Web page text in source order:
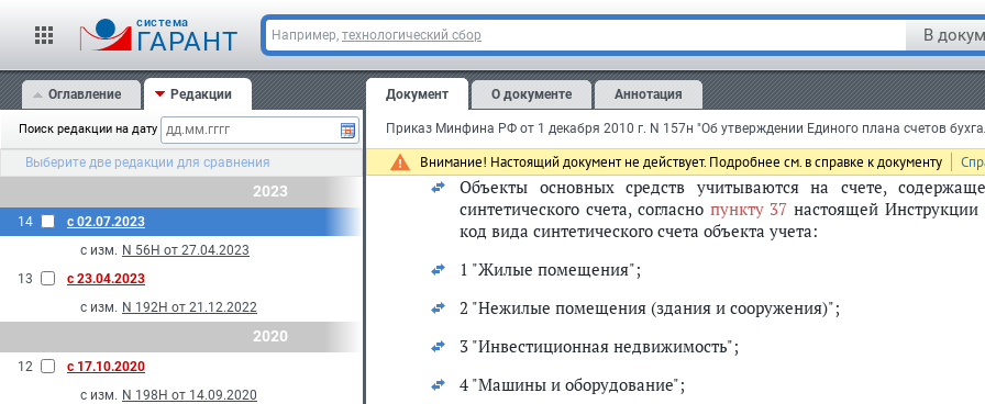
cистема
ГАРАНТ Например, технологический сбор В
Оглавление Редакции
Поиск редакции на дату
Выберите две редакции для сравнения
2023
14
с 02.07.2023
с изм. N 56Н от 27.04.2023
13
с 23.04.2023
с изм. N 192Н от 21.12.2022
2020
12
с 17.10.2020
с изм. N 198Н от 14.09.2020
Документ О документе Аннотация
Внимание! Настоящий документ не действует. Подробнее см. в справке к документу
Измененияприменяютсяпри ведении учета и формировании
См. предыдущую редакцию
53. Группировка основных средств осуществляется по группам
Инструкции (недвижимое имущество учреждения, особо
имущество учреждения, имущество в концессии) и
классификации, установленнымОКОФ, с учетом положений
Объекты основных средств учитываются на счете,
синтетического счета, согласно пункту 37 настоящей Инструкции
код вида синтетического счета объекта учета:
1 "Жилые помещения";
2 "Нежилые помещения (здания и сооружения)";
3 "Инвестиционная недвижимость";
4 "Машины и оборудование";